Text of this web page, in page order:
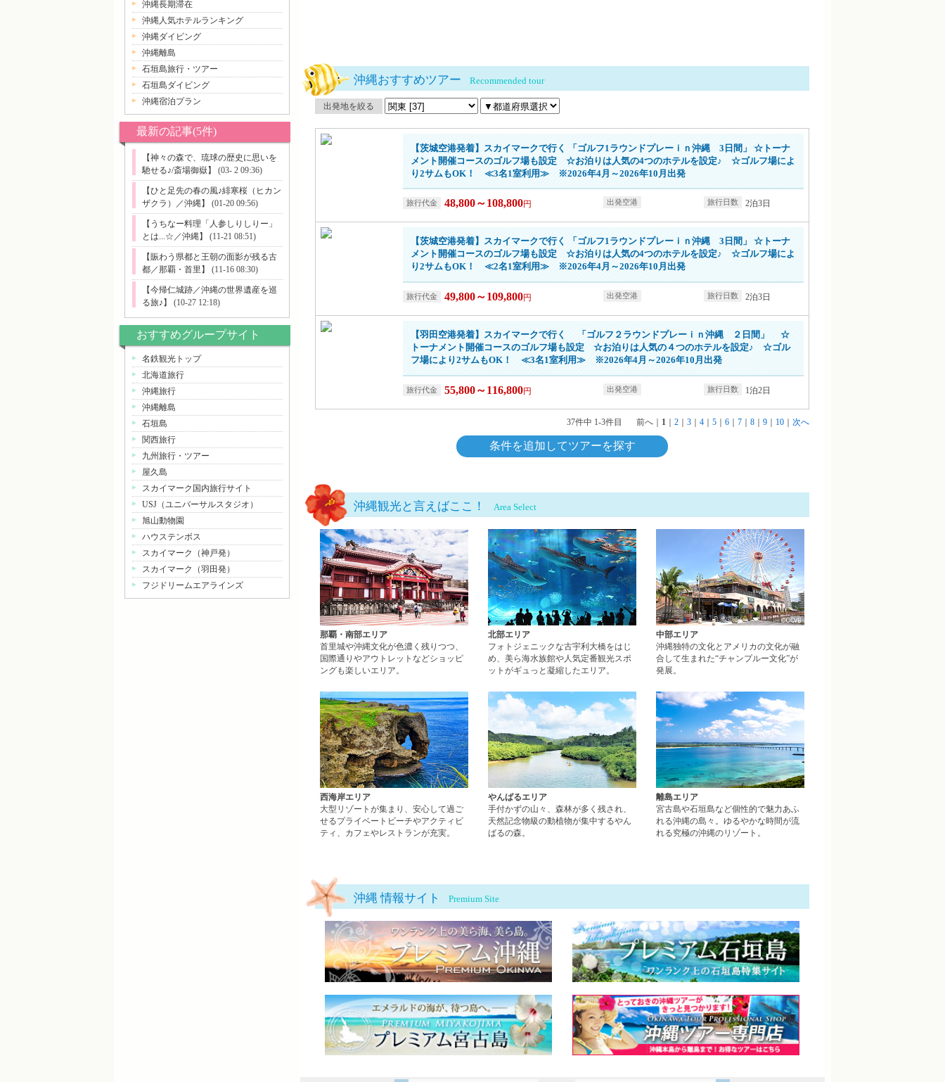
沖縄おすすめツアー Recommended tour
出発地を絞る
【茨城空港発着】スカイマークで行く 「ゴルフ1ラウンドプレーｉｎ沖縄 3日間」 ☆トーナ
メント開催コースのゴルフ場も設定 ☆お泊りは人気の4つのホテルを設定♪ ☆ゴルフ場によ
り2サムもOK！ ≪3名1室利用≫ ※2026年4月～2026年10月出発
48,800～108,800円 2泊3日
【茨城空港発着】スカイマークで行く 「ゴルフ1ラウンドプレーｉｎ沖縄 3日間」 ☆トーナ
メント開催コースのゴルフ場も設定 ☆お泊りは人気の4つのホテルを設定♪ ☆ゴルフ場によ
り2サムもOK！ ≪2名1室利用≫ ※2026年4月～2026年10月出発
49,800～109,800円 2泊3日
【羽田空港発着】スカイマークで行く 「ゴルフ２ラウンドプレーｉｎ沖縄 ２日間」 ☆
トーナメント開催コースのゴルフ場も設定 ☆お泊りは人気の４つのホテルを設定♪ ☆ゴル
フ場により2サムもOK！ ≪3名1室利用≫ ※2026年4月～2026年10月出発
55,800～116,800円 1泊2日
37件中 1-3件目 前へ ｜ 1 ｜2 ｜3 ｜4 ｜5 ｜6 ｜7 ｜8 ｜9 ｜ 10 ｜ 次へ
条件を追加してツアーを探す
沖縄観光と言えばここ！ Area Select
那覇・南部エリア
首里城や沖縄文化が色濃く残りつつ、
国際通りやアウトレットなどショッピ
ングも楽しいエリア。
那覇・南部エリアページへ
北部エリア
フォトジェニックな古宇利大橋をはじ
め、美ら海水族館や人気定番観光スポ
ットがギュっと凝縮したエリア。
北部エリアページへ
中部エリア
沖縄独特の文化とアメリカの文化が融
合して生まれた“チャンプルー文化”が
発展。
西海岸エリア
大型リゾートが集まり、安心して過ご
せるプライベートビーチやアクティビ
ティ、カフェやレストランが充実。
西海岸エリアページへ
やんばるエリア
手付かずの山々、森林が多く残され、
天然記念物級の動植物が集中するやん
ばるの森。
やんばるエリアページへ
離島エリア
宮古島や石垣島など個性的で魅力あふ
れる沖縄の島々。ゆるやかな時間が流
れる究極の沖縄のリゾート。
沖縄 情報サイト Premium Site
沖縄長期滞在
沖縄人気ホテルランキング
沖縄ダイビング
沖縄離島
石垣島旅行・ツアー
石垣島ダイビング
沖縄宿泊プラン
最新の記事(5件)
【神々の森で、琉球の歴史に思いを
馳せる♪/斎場御嶽】
(03- 2 09:36)
【ひと足先の春の風♪緋寒桜（ヒカン
ザクラ）／沖縄】
(01-20 09:56)
【うちなー料理「人参しりしりー」
とは...☆／沖縄】
(11-21 08:51)
【賑わう県都と王朝の面影が残る古
都／那覇・首里】
(11-16 08:30)
【今帰仁城跡／沖縄の世界遺産を巡
る旅♪】
(10-27 12:18)
おすすめグループサイト
名鉄観光トップ
北海道旅行
沖縄旅行
沖縄離島
石垣島
関西旅行
九州旅行・ツアー
屋久島
スカイマーク国内旅行サイト
USJ（ユニバーサルスタジオ）
旭山動物園
ハウステンボス
スカイマーク（神戸発）
スカイマーク（羽田発）
フジドリームエアラインズ